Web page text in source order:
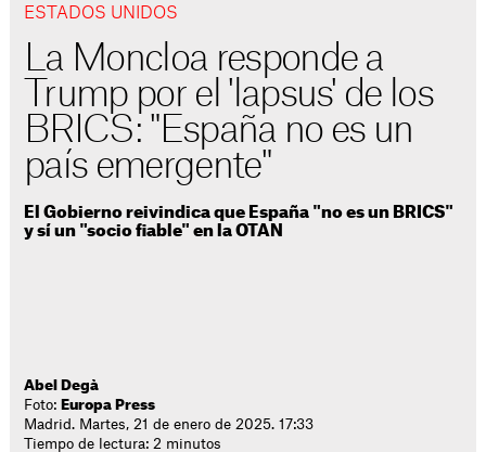
ESTADOS UNIDOS
La Moncloa responde a
Trump por el 'lapsus' de los
BRICS: "España no es un
país emergente"
El Gobierno reivindica que España "no es un BRICS"
y sí un "socio fiable" en la OTAN
Abel Degà
Foto: Europa Press
Madrid. Martes, 21 de enero de 2025. 17:33
Tiempo de lectura: 2 minutos